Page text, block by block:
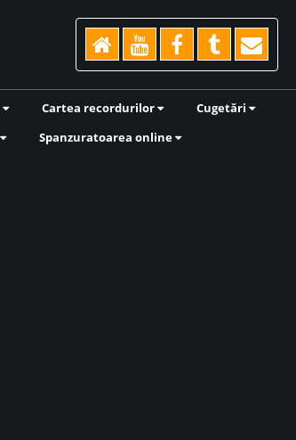
Cartea recordurilor
Cugetări
Spanzuratoarea online